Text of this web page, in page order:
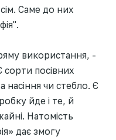
Саме до них
використання, -
сорти посівних
насіння чи стебло. Є
йде і те, й
Натомість
дає змогу